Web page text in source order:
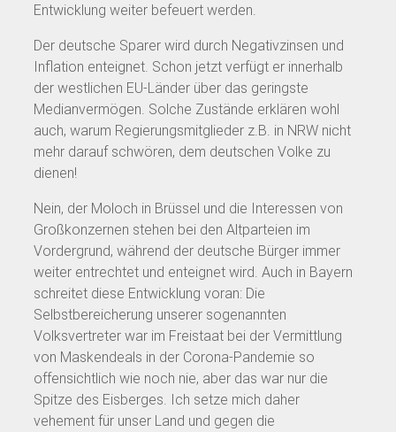
Entwicklung weiter befeuert werden.
Der deutsche Sparer wird durch Negativzinsen und
Inflation enteignet. Schon jetzt verfügt er innerhalb
der westlichen EU-Länder über das geringste
Medianvermögen. Solche Zustände erklären wohl
auch, warum Regierungsmitglieder z.B. in NRW nicht
mehr darauf schwören, dem deutschen Volke zu
dienen!
Nein, der Moloch in Brüssel und die Interessen von
Großkonzernen stehen bei den Altparteien im
Vordergrund, während der deutsche Bürger immer
weiter entrechtet und enteignet wird. Auch in Bayern
schreitet diese Entwicklung voran: Die
Selbstbereicherung unserer sogenannten
Volksvertreter war im Freistaat bei der Vermittlung
von Maskendeals in der Corona-Pandemie so
offensichtlich wie noch nie, aber das war nur die
Spitze des Eisberges. Ich setze mich daher
vehement für unser Land und gegen die